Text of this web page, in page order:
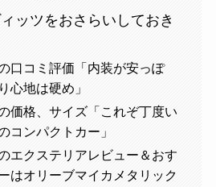
ッツをおさらいしておき
口コミ評価「内装が安っぽ
心地は硬め」
価格、サイズ「これぞ丁度い
コンパクトカー」
エクステリアレビュー＆おす
はオリーブマイカメタリック